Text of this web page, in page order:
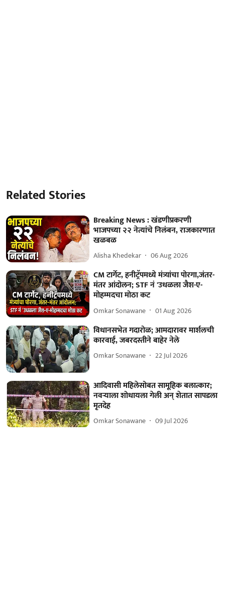
Related Stories
Breaking News : खंडणीप्रकरणी
भाजपच्या २२ नेत्यांचे निलंबन, राजकारणात
खळबळ
Alisha Khedekar 06 Aug 2026
CM टार्गेट, हनीट्रॅपमध्ये मंत्र्यांचा पोरगा,जंतर-
मंतर आंदोलन; STF नं 'उधळला जैश-ए-
मोहम्मदचा मोठा कट
Omkar Sonawane 01 Aug 2026
विधानसभेत गदारोळ; आमदारावर मार्शलची
कारवाई, जबरदस्तीने बाहेर नेले
Omkar Sonawane 22 Jul 2026
आदिवासी महिलेसोबत सामूहिक बलात्कार;
नवऱ्याला शोधायला गेली अन् शेतात सापडला
मृतदेह
Omkar Sonawane 09 Jul 2026